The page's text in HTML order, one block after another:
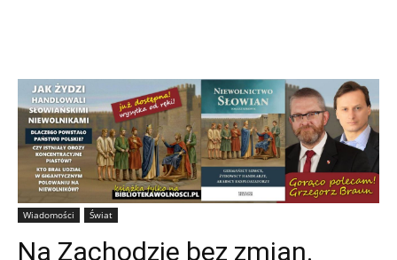
Wiadomości Świat
Na Zachodzie bez zmian.